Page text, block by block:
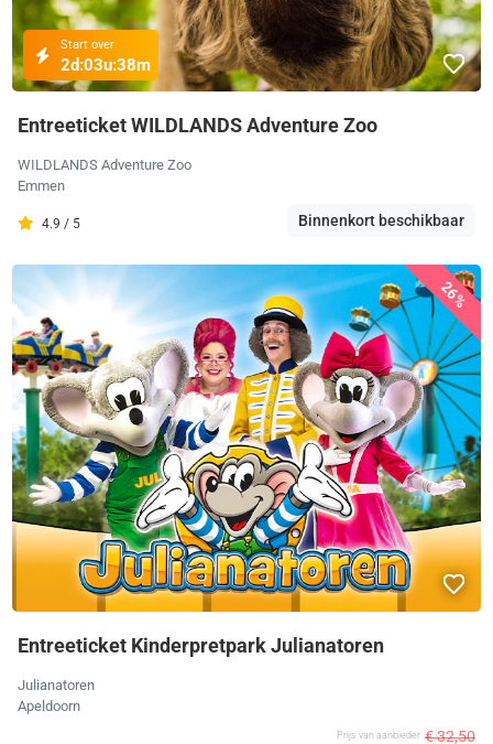
Start over
2d:03u:38m
Entreeticket WILDLANDS Adventure Zoo
WILDLANDS Adventure Zoo
Emmen
4.9 / 5 Binnenkort beschikbaar
26%
Entreeticket Kinderpretpark Julianatoren
Julianatoren
Apeldoorn
Prijs van aanbieder € 32,50